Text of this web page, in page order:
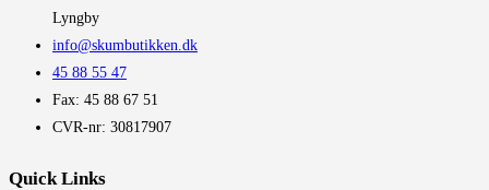
Lyngby
info@skumbutikken.dk
45 88 55 47
Fax: 45 88 67 51
CVR-nr: 30817907
Quick Links